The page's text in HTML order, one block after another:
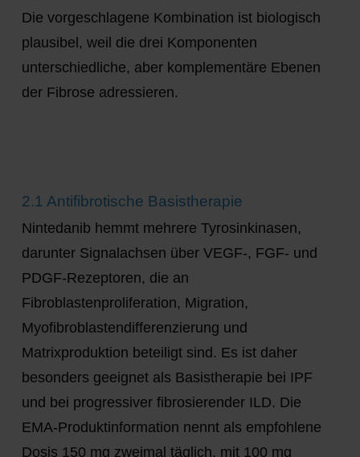
Die vorgeschlagene Kombination ist biologisch
plausibel, weil die drei Komponenten
unterschiedliche, aber komplementäre Ebenen
der Fibrose adressieren.
2.1 Antifibrotische Basistherapie
Nintedanib hemmt mehrere Tyrosinkinasen,
darunter Signalachsen über VEGF-, FGF- und
PDGF-Rezeptoren, die an
Fibroblastenproliferation, Migration,
Myofibroblastendifferenzierung und
Matrixproduktion beteiligt sind. Es ist daher
besonders geeignet als Basistherapie bei IPF
und bei progressiver fibrosierender ILD. Die
EMA-Produktinformation nennt als empfohlene
Dosis 150 mg zweimal täglich, mit 100 mg